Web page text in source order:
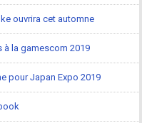
ouvrira cet automne
à la gamescom 2019
pour Japan Expo 2019